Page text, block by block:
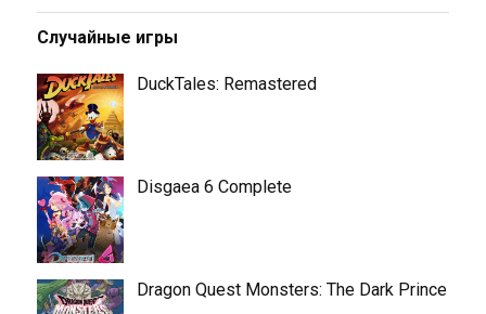
Случайные игры
DuckTales: Remastered
Disgaea 6 Complete
Dragon Quest Monsters: The Dark Prince